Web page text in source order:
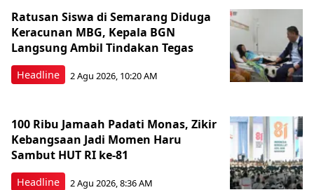
Headline
Ratusan Siswa di Semarang Diduga
Keracunan MBG, Kepala BGN
Langsung Ambil Tindakan Tegas
2 Agu 2026, 10:20 AM
Headline
100 Ribu Jamaah Padati Monas, Zikir
Kebangsaan Jadi Momen Haru
Sambut HUT RI ke-81
2 Agu 2026, 8:36 AM